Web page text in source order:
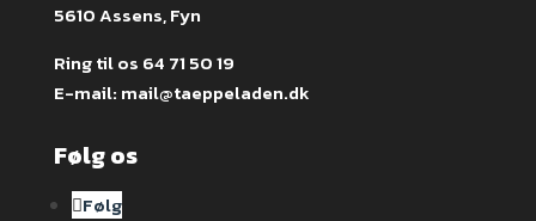
5610 Assens, Fyn
Ring til os 64 71 50 19
E-mail: mail@taeppeladen.dk
Følg os
Følg